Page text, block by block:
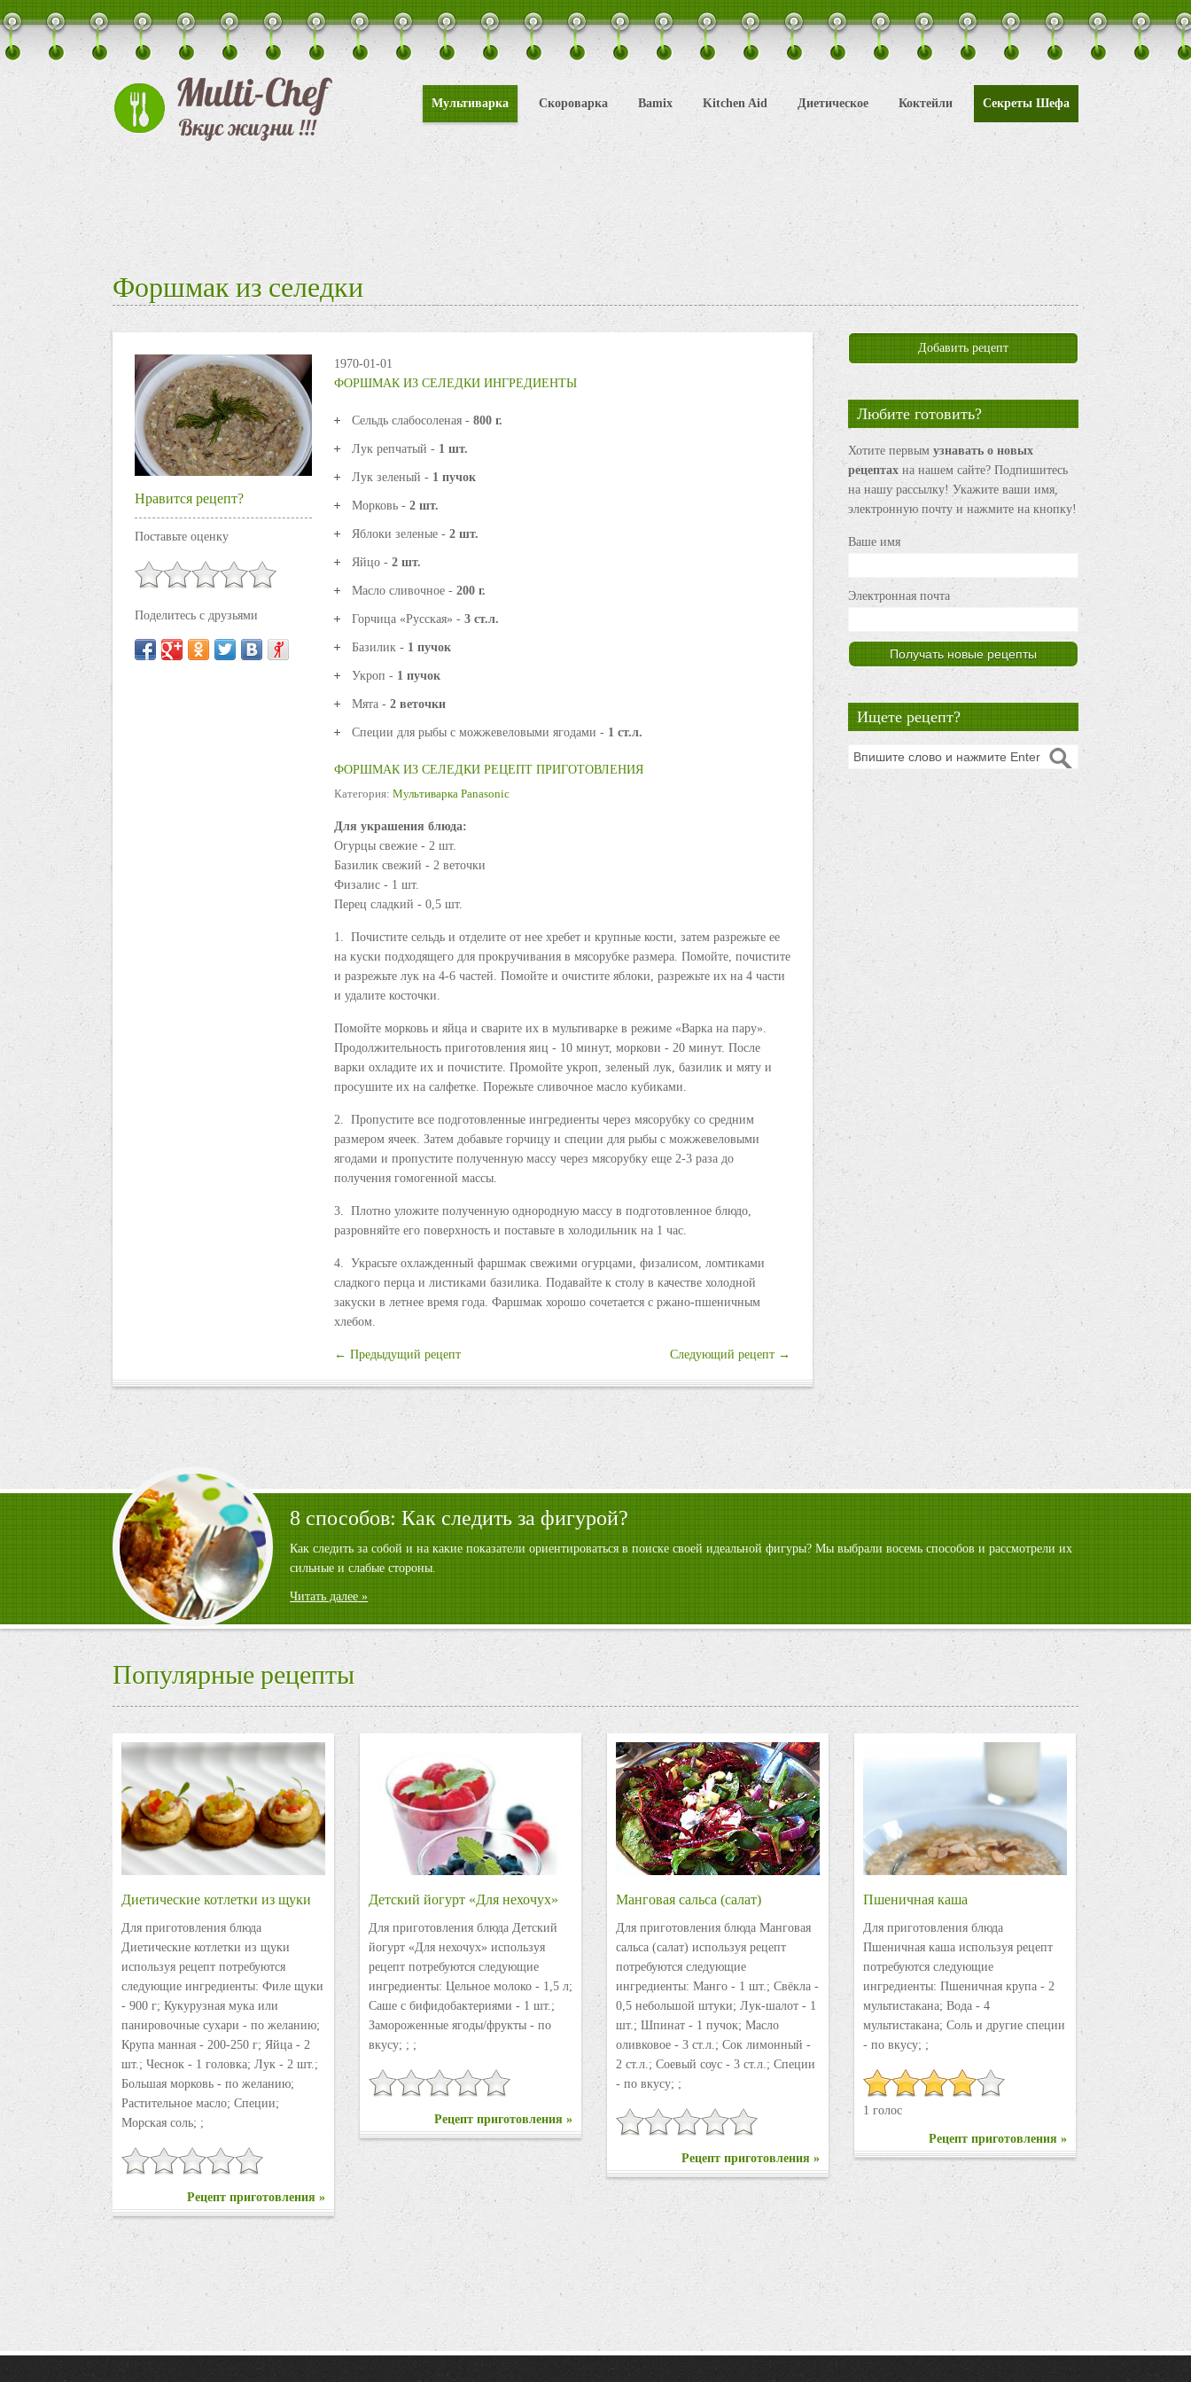
Мультиварка Скороварка Bamix Kitchen Aid Диетическое Коктейли Секреты Шефа
Форшмак из селедки
1970-01-01
Нравится рецепт?
Поставьте оценку
Поделитесь с друзьями
ФОРШМАК ИЗ СЕЛЕДКИ ИНГРЕДИЕНТЫ
Сельдь слабосоленая - 800 г.
Лук репчатый - 1 шт.
Лук зеленый - 1 пучок
Морковь - 2 шт.
Яблоки зеленые - 2 шт.
Яйцо - 2 шт.
Масло сливочное - 200 г.
Горчица «Русская» - 3 ст.л.
Базилик - 1 пучок
Укроп - 1 пучок
Мята - 2 веточки
Специи для рыбы с можжевеловыми ягодами - 1 ст.л.
ФОРШМАК ИЗ СЕЛЕДКИ РЕЦЕПТ ПРИГОТОВЛЕНИЯ
Категория: Мультиварка Panasonic
Для украшения блюда:
Огурцы свежие - 2 шт.
Базилик свежий - 2 веточки
Физалис - 1 шт.
Перец сладкий - 0,5 шт.
1. Почистите сельдь и отделите от нее хребет и крупные кости, затем разрежьте ее
на куски подходящего для прокручивания в мясорубке размера. Помойте, почистите
и разрежьте лук на 4-6 частей. Помойте и очистите яблоки, разрежьте их на 4 части
и удалите косточки.
Помойте морковь и яйца и сварите их в мультиварке в режиме «Варка на пару».
Продолжительность приготовления яиц - 10 минут, моркови - 20 минут. После
варки охладите их и почистите. Промойте укроп, зеленый лук, базилик и мяту и
просушите их на салфетке. Порежьте сливочное масло кубиками.
2. Пропустите все подготовленные ингредиенты через мясорубку со средним
размером ячеек. Затем добавьте горчицу и специи для рыбы с можжевеловыми
ягодами и пропустите полученную массу через мясорубку еще 2-3 раза до
получения гомогенной массы.
3. Плотно уложите полученную однородную массу в подготовленное блюдо,
разровняйте его поверхность и поставьте в холодильник на 1 час.
4. Украсьте охлажденный фаршмак свежими огурцами, физалисом, ломтиками
сладкого перца и листиками базилика. Подавайте к столу в качестве холодной
закуски в летнее время года. Фаршмак хорошо сочетается с ржано-пшеничным
хлебом.
← Предыдущий рецепт Следующий рецепт →
Добавить рецепт
Любите готовить?
Хотите первым узнавать о новых
рецептах на нашем сайте? Подпишитесь
на нашу рассылку! Укажите ваши имя,
электронную почту и нажмите на кнопку!
Ваше имя
Электронная почта
Ищете рецепт?
8 способов: Как следить за фигурой?
Как следить за собой и на какие показатели ориентироваться в поиске своей идеальной фигуры? Мы выбрали восемь способов и рассмотрели их
сильные и слабые стороны.
Читать далее »
Популярные рецепты
Диетические котлетки из щуки
Для приготовления блюда
Диетические котлетки из щуки
используя рецепт потребуются
следующие ингредиенты: Филе щуки
- 900 г; Кукурузная мука или
панировочные сухари - по желанию;
Крупа манная - 200-250 г; Яйца - 2
шт.; Чеснок - 1 головка; Лук - 2 шт.;
Большая морковь - по желанию;
Растительное масло; Специи;
Морская соль; ;
Рецепт приготовления »
Детский йогурт «Для нехочух»
Для приготовления блюда Детский
йогурт «Для нехочух» используя
рецепт потребуются следующие
ингредиенты: Цельное молоко - 1,5 л;
Саше с бифидобактериями - 1 шт.;
Замороженные ягоды/фрукты - по
вкусу; ; ;
Рецепт приготовления »
Манговая сальса (салат)
Для приготовления блюда Манговая
сальса (салат) используя рецепт
потребуются следующие
ингредиенты: Манго - 1 шт.; Свёкла -
0,5 небольшой штуки; Лук-шалот - 1
шт.; Шпинат - 1 пучок; Масло
оливковое - 3 ст.л.; Сок лимонный -
2 ст.л.; Соевый соус - 3 ст.л.; Специи
- по вкусу; ;
Рецепт приготовления »
Пшеничная каша
Для приготовления блюда
Пшеничная каша используя рецепт
потребуются следующие
ингредиенты: Пшеничная крупа - 2
мультистакана; Вода - 4
мультистакана; Соль и другие специи
- по вкусу; ;
1 голос
Рецепт приготовления »